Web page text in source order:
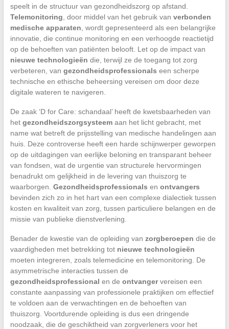
speelt in de structuur van gezondheidszorg op afstand.
Telemonitoring , door middel van het gebruik van verbonden
medische apparaten , wordt gepresenteerd als een belangrijke
innovatie, die continue monitoring en een verhoogde reactietijd
op de behoeften van patiënten belooft. Let op de impact van
nieuwe technologieën die, terwijl ze de toegang tot zorg
verbeteren, van gezondheidsprofessionals een scherpe
technische en ethische beheersing vereisen om door deze
digitale wateren te navigeren.
De zaak ‘D for Care: schandaal’ heeft de kwetsbaarheden van
het gezondheidszorgsysteemaan het licht gebracht, met
name wat betreft de prijsstelling van medische handelingen aan
huis. Deze controverse heeft een harde schijnwerper geworpen
op de uitdagingen van eerlijke beloning en transparant beheer
van fondsen, wat de urgentie van structurele hervormingen
benadrukt om gelijkheid in de levering van thuiszorg te
waarborgen. Gezondheidsprofessionals en ontvangers
bevinden zich zo in het hart van een complexe dialectiek tussen
kosten en kwaliteit van zorg, tussen particuliere belangen en de
missie van publieke dienstverlening.
Benader de kwestie van de opleiding van zorgberoepen die de
vaardigheden met betrekking tot nieuwe technologieën
moeten integreren, zoals telemedicine en telemonitoring. De
asymmetrische interacties tussen de
gezondheidsprofessional en de ontvangervereisen een
constante aanpassing van professionele praktijken om effectief
te voldoen aan de verwachtingen en de behoeften van
thuiszorg. Voortdurende opleiding is dus een dringende
noodzaak, die de geschiktheid van zorgverleners voor het